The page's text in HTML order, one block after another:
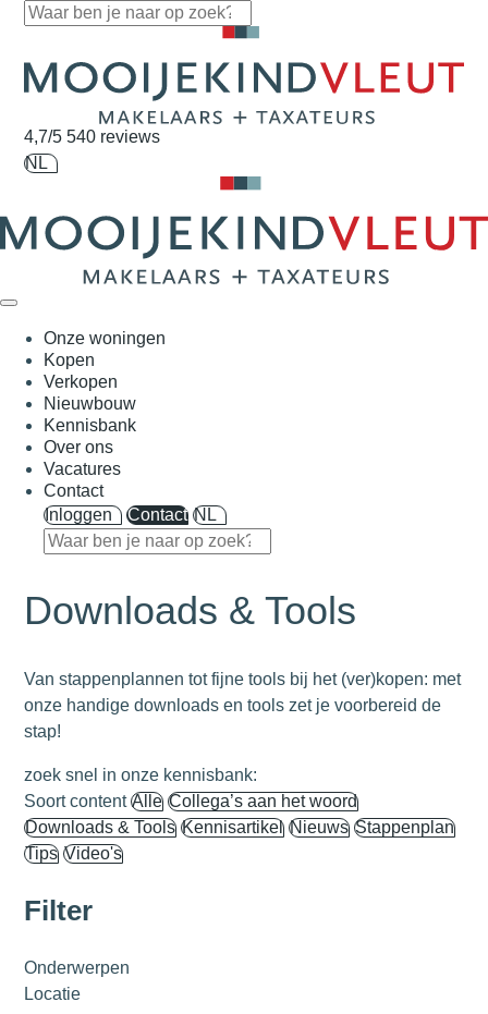
Navigatie overslaan
4,7/5 540 reviews
NL
Onze woningen
Kopen
Verkopen
Nieuwbouw
Kennisbank
Over ons
Vacatures
Contact
Inloggen
Contact NL
Downloads & Tools
Van stappenplannen tot fijne tools bij het (ver)kopen: met
onze handige downloads en tools zet je voorbereid de
stap!
zoek snel in onze kennisbank:
Soort content Alle Collega’s aan het woord
Downloads & Tools Kennisartikel Nieuws Stappenplan
Tips Video's
Filter
Onderwerpen
Locatie